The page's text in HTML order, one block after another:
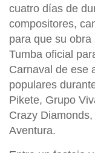
cuatro días de
compositores,
para que su
Tumba oficial
Carnaval de ese
populares
Pikete, Grupo
Crazy
Aventura.